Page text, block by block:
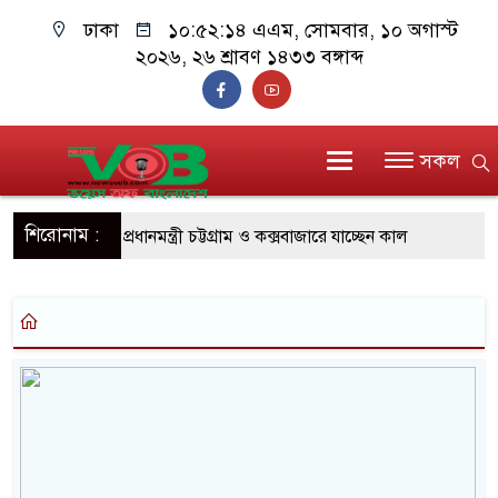
ঢাকা ১০:৫২:১৪ এএম, সোমবার, ১০ অগাস্ট
২০২৬, ২৬ শ্রাবণ ১৪৩৩ বঙ্গাব্দ
সকল
শিরোনাম : প্রধানমন্ত্রী চট্টগ্রাম ও কক্সবাজারে যাচ্ছেন কাল